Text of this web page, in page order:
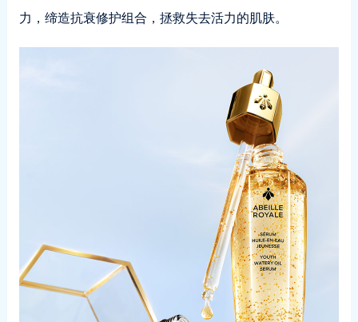
力，缔造抗衰修护组合，拯救失去活力的肌肤。